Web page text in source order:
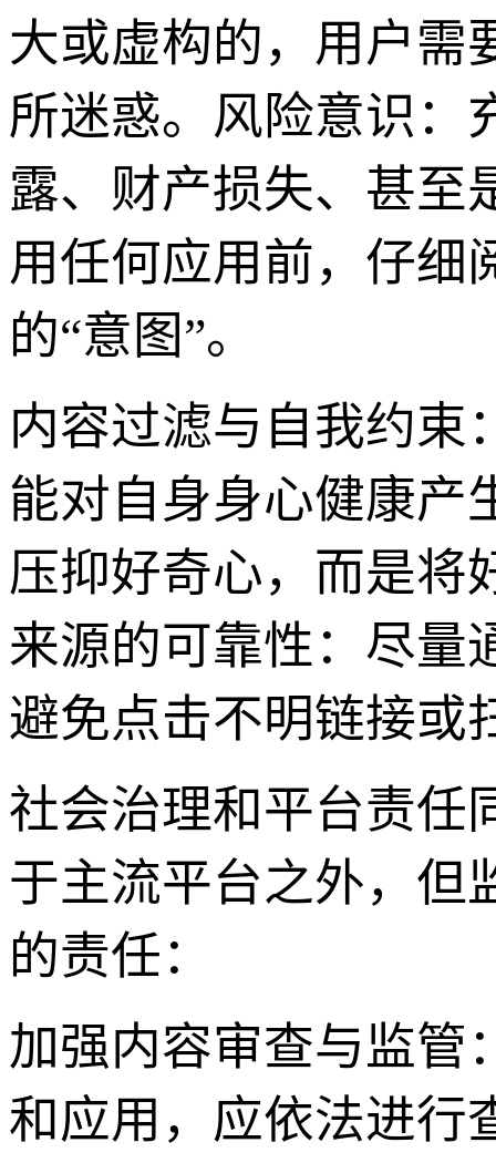
大或虚构的，用户需
所迷惑。风险意识：
露、财产损失、甚至
用任何应用前，仔细
的“意图”。
内容过滤与自我约束
能对自身身心健康产
压抑好奇心，而是将
来源的可靠性：尽量
避免点击不明链接或
社会治理和平台责任
于主流平台之外，但
的责任：
加强内容审查与监管
和应用，应依法进行